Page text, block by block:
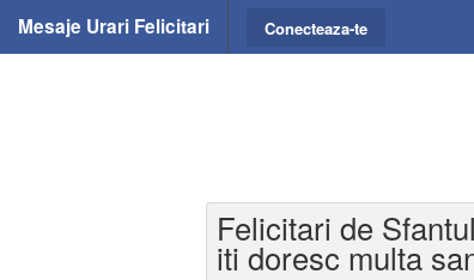
Mesaje Urari Felicitari Conecteaza-te
Felicitari de
iti doresc multa